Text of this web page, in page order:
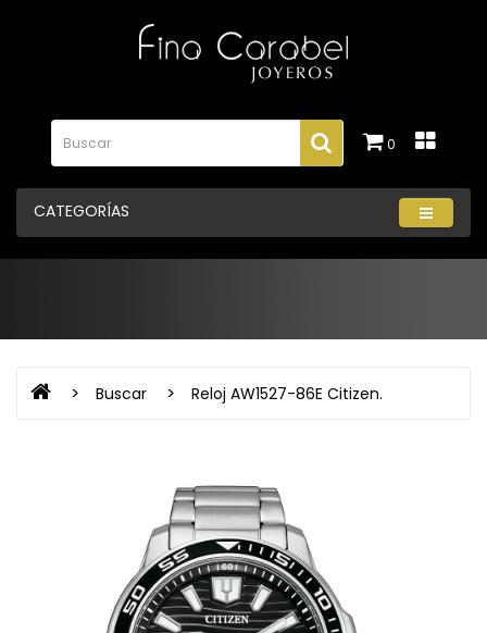
0
CATEGORÍAS
Buscar Reloj AW1527-86E Citizen.